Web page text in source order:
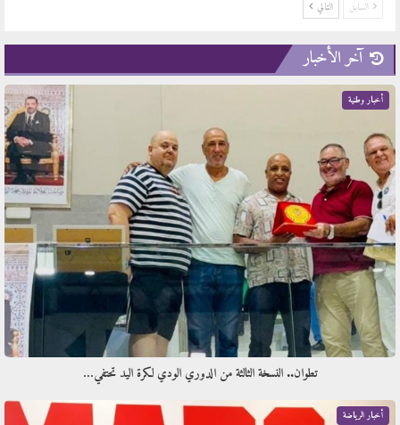
السابق التالي
آخر الأخبار
أخبار وطنية
تطوان.. النسخة الثالثة من الدوري الودي لكرة اليد تحتفي…
أخبار الرياضة